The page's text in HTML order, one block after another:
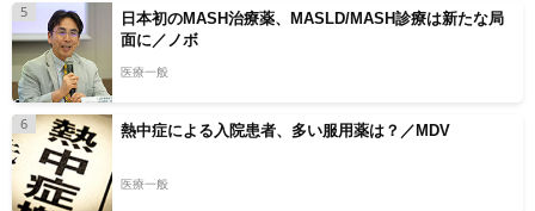
5
日本初のMASH治療薬、MASLD/MASH診療は新たな局
面に／ノボ
医療一般
6 熱中症による入院患者、多い服用薬は？／MDV
医療一般